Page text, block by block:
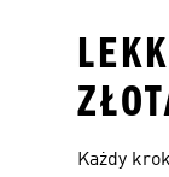
Każdy